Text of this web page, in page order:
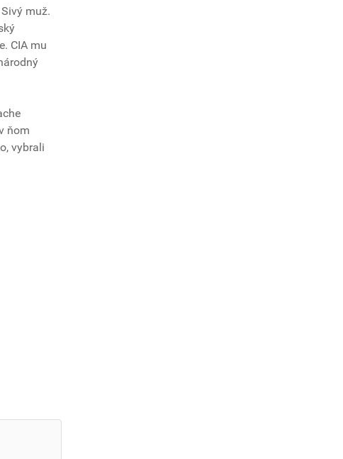
muž.
CIA mu
ňom
vybrali